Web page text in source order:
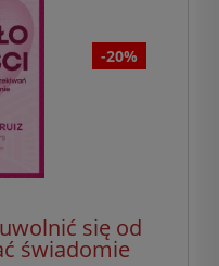
-20%
się od
świadomie